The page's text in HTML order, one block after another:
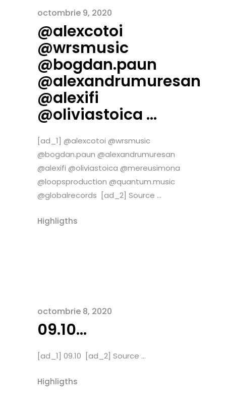
octombrie 9, 2020
@alexcotoi
@wrsmusic
@bogdan.paun
@alexandrumuresan
@alexifi
@oliviastoica …
[ad_1] @alexcotoi @wrsmusic
@bogdan.paun @alexandrumuresan
@alexifi @oliviastoica @mereusimona
@loopsproduction @quantum.music
@globalrecords [ad_2] Source ...
Highligths
octombrie 8, 2020
09.10…
[ad_1] 09.10 [ad_2] Source ...
Highligths